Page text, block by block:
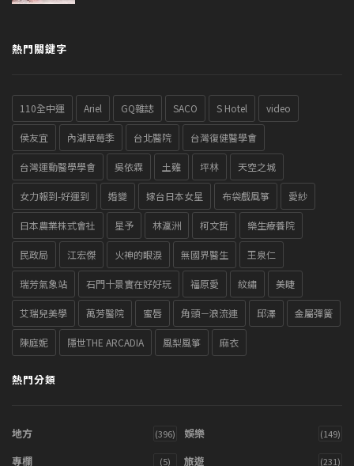
熱門關鍵字
110全中運 Ariel GQ雜誌 SACO S Hotel video
侯友宜 內湖草莓季 台北醫院 台灣復健醫學會
台灣運動醫學學會 吳依霖 土雞 坪林 天空之城
女力報到-好運到 婚變 嫁台日本女星 布袋戲風箏 愛紗
日本農業株式會社 星予 林瀛洲 柯文哲 樂生療養院
民政局 江宏傑 火神的眼淚 無國界醫生 王泉仁
瑞芳氣象站 石門十景實在好好玩 福原愛 紋繡 美睫
艾瑞兒美學 萬芳醫院 蜜唇 角頭－浪流連 邱澤 金屬彈簧
陳庭妮 隱世THE ARCADIA 風梨風箏 麻衣
熱門分類
地方 (396) 娛樂 (149)
專欄 (5) 旅遊 (231)